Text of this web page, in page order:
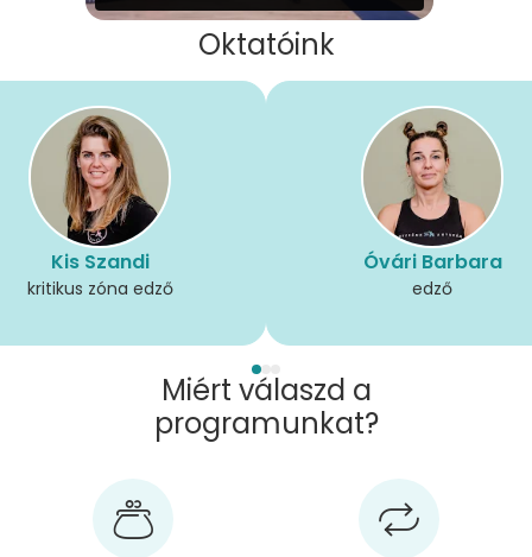
Oktatóink
Kis Szandi
kritikus zóna edző
Óvári Barbara
edző
Miért válaszd a
programunkat?